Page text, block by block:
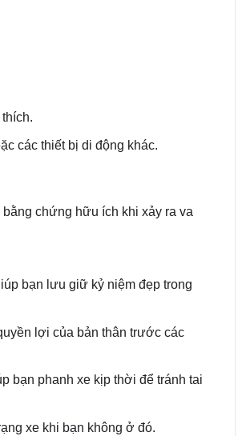
các thiết bị di động khác.
chứng hữu ích khi xảy ra va
bạn lưu giữ kỷ niệm đẹp trong
lợi của bản thân trước các
bạn phanh xe kịp thời để tránh tai
xe khi bạn không ở đó.